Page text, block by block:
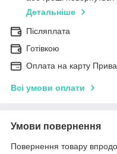
Детальніше
Післяплата
Готівкою
Оплата на карту
Всі умови оплати
Умови повернення
Повернення товару